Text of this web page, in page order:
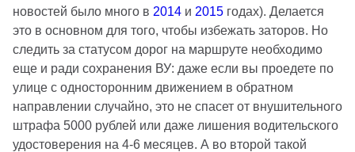
новостей было много в 2014 и 2015 годах). Делается
это в основном для того, чтобы избежать заторов. Но
следить за статусом дорог на маршруте необходимо
еще и ради сохранения ВУ: даже если вы проедете по
улице с односторонним движением в обратном
направлении случайно, это не спасет от внушительного
штрафа 5000 рублей или даже лишения водительского
удостоверения на 4-6 месяцев. А во второй такой